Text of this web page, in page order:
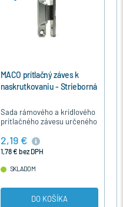
MACO prítlačný záves k
naskrutkovaniu - Strieborná
Sada rámového a krídlového
prítlačného závesu určeného
otváravé okná a balkónové
dvere okuté s kovaním MACO
2,19 €
1,78 € bez DPH
SKLADOM
DO KOŠÍKA